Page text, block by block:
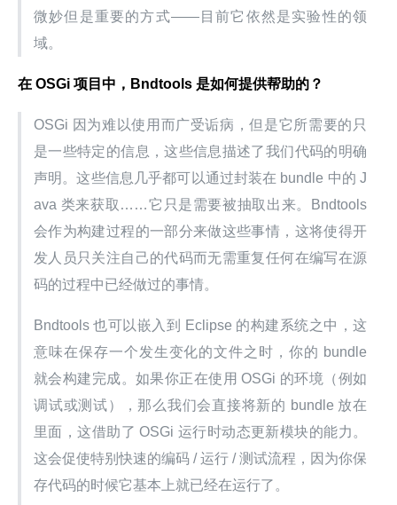
微妙但是重要的方式——目前它依然是实验性的领
域。
在 OSGi 项目中，Bndtools 是如何提供帮助的？
OSGi 因为难以使用而广受诟病，但是它所需要的只
是一些特定的信息，这些信息描述了我们代码的明确
声明。这些信息几乎都可以通过封装在 bundle 中的 J
ava 类来获取……它只是需要被抽取出来。Bndtools
会作为构建过程的一部分来做这些事情，这将使得开
发人员只关注自己的代码而无需重复任何在编写在源
码的过程中已经做过的事情。
Bndtools 也可以嵌入到 Eclipse 的构建系统之中，这
意味在保存一个发生变化的文件之时，你的 bundle
就会构建完成。如果你正在使用 OSGi 的环境（例如
调试或测试），那么我们会直接将新的 bundle 放在
里面，这借助了 OSGi 运行时动态更新模块的能力。
这会促使特别快速的编码 / 运行 / 测试流程，因为你保
存代码的时候它基本上就已经在运行了。